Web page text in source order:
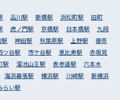
品川駅 新橋駅 浜松町駅
田町
虎ノ門駅 京橋駅 日本橋駅
九段
神田駅 秋葉原駅 上野駅
御茶
ツ谷駅 市ケ谷駅 恵比寿駅
赤坂見
駅 溜池山王駅 表参道駅
六本木
海浜幕張駅 横浜駅 川崎駅
新横浜
らい駅